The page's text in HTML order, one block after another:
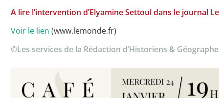
A lire l’intervention d’Elyamine Settoul dans le journal
Voir le lien (www.lemonde.fr)
©Les services de la Rédaction d’Historiens &